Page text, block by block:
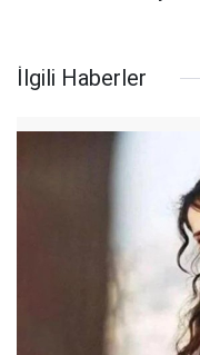
İlgili Haberler